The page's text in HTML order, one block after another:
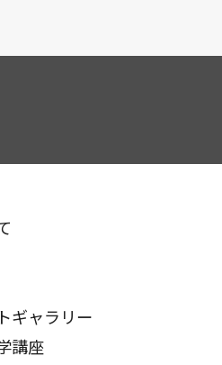
ギャラリー
講座